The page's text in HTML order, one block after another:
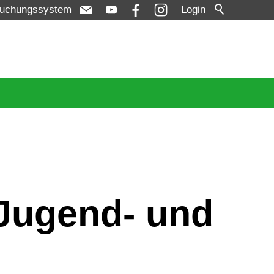
Login
und